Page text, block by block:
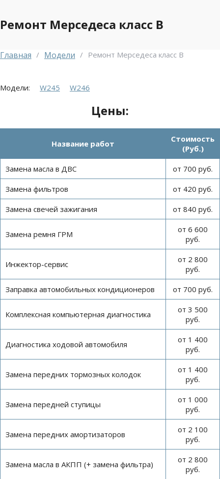
Ремонт Мерседеса класс B
Главная / Модели / Ремонт Мерседеса класс B
Модели: W245 W246
Цены:
Название работ
Стоимость
(Руб.)
Замена масла в ДВС от 700 руб.
Замена фильтров от 420 руб.
Замена свечей зажигания от 840 руб.
Замена ремня ГРМ
от 6 600
руб.
Инжектор-сервис
от 2 800
руб.
Заправка автомобильных кондиционеров от 700 руб.
Комплексная компьютерная диагностика
от 3 500
руб.
Диагностика ходовой автомобиля
от 1 400
руб.
Замена передних тормозных колодок
от 1 400
руб.
Замена передней ступицы
от 1 000
руб.
Замена передних амортизаторов
от 2 100
руб.
Замена масла в АКПП (+ замена фильтра)
от 2 800
руб.